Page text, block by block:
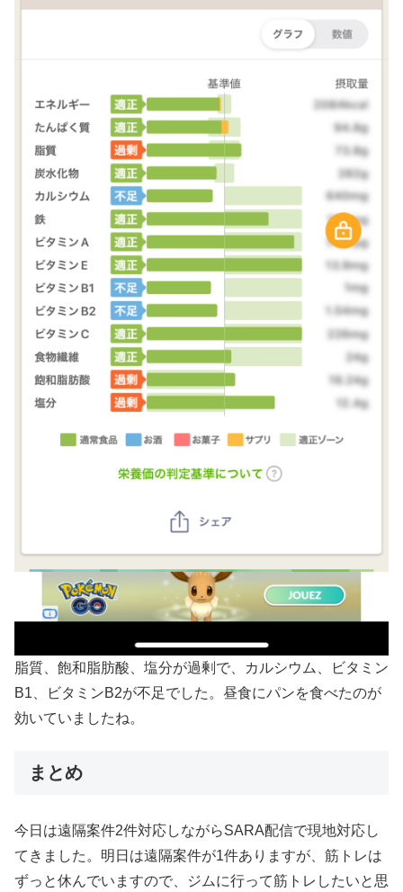
脂質、飽和脂肪酸、塩分が過剰で、カルシウム、ビタミン
B1、ビタミンB2が不足でした。昼食にパンを食べたのが
効いていましたね。
まとめ
今日は遠隔案件2件対応しながらSARA配信で現地対応し
てきました。明日は遠隔案件が1件ありますが、筋トレは
ずっと休んでいますので、ジムに行って筋トレしたいと思